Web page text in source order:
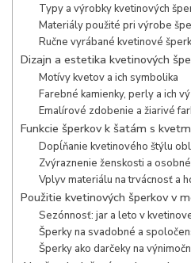
Typy a výrobky kvetinových
Materiály použité pri výrobe
Ručne vyrábané kvetinové
Dizajn a estetika kvetinových
Motívy kvetov a ich symbolika
Farebné kamienky, perly a ich
Emalírové zdobenie a žiarivé
Funkcie šperkov k šatám s
Dopĺňanie kvetinového štýlu
Zvýraznenie ženskosti a
Vplyv materiálu na trvácnosť a
Použitie kvetinových šperkov v
Sezónnosť: jar a leto v
Šperky na svadobné a
Šperky ako darčeky na